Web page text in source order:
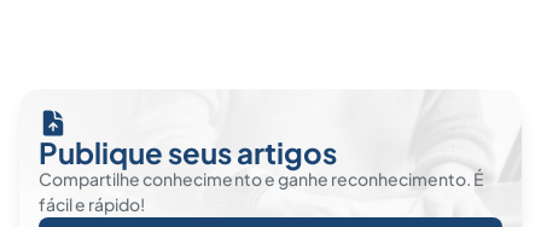
Publique seus artigos
Compartilhe conhecimento e ganhe reconhecimento. É
fácil e rápido!